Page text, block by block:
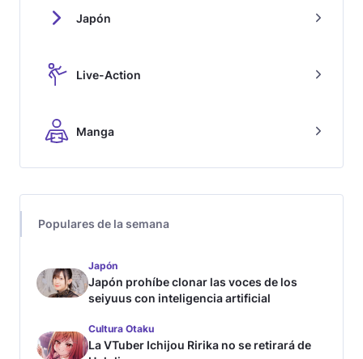
Japón
Live-Action
Manga
Populares de la semana
Japón
Japón prohíbe clonar las voces de los
seiyuus con inteligencia artificial
Cultura Otaku
La VTuber Ichijou Ririka no se retirará de